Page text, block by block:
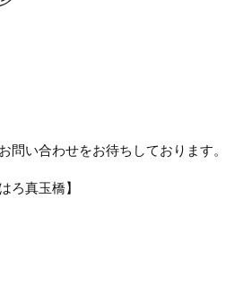
問い合わせをお待ちしております。
ろ真玉橋】